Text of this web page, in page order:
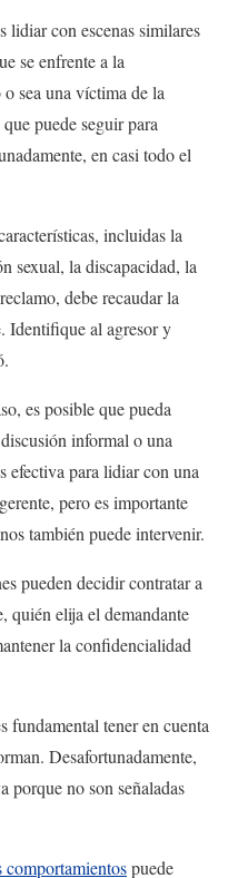
lidiar con escenas similares
se enfrente a la
sea una víctima de la
puede seguir para
en casi todo el
incluidas la
sexual, la discapacidad, la
debe recaudar la
Identifique al agresor y
es posible que pueda
informal o una
efectiva para lidiar con una
pero es importante
también puede intervenir.
pueden decidir contratar a
quién elija el demandante
la confidencialidad
fundamental tener en cuenta
Desafortunadamente,
porque no son señaladas
comportamientospuede